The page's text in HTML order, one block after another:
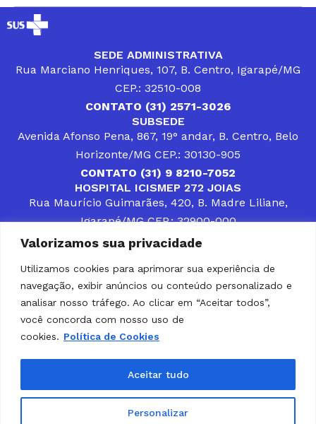
Valorizamos sua privacidade
Utilizamos cookies para aprimorar sua experiência de
navegação, exibir anúncios ou conteúdo personalizado e
analisar nosso tráfego. Ao clicar em “Aceitar todos”,
você concorda com nosso uso de
cookies. Política de Cookies
Personalizar
Aceitar tudo
SEDE ADMINISTRATIVA
Rua Marciano Henriques, 107, B. Centro, Igarapé/MG
CEP.: 32510-008
CONTATO (31) 2571-3026
SUBSEDE
Avenida Afonso Pena, 867, 19° andar, B. Centro, Belo
Horizonte/MG CEP.: 30130-905
CONTATO (31) 9 8210-7052
HOSPITAL ICISMEP 272 JOIAS
Rua Maurício Guimarães, 420, B. Madre Liliane,
Igarapé/MG CEP.: 32900-000
CONTATOS (31) 3512-4400 ou (31) 9 8309-8660
DESENVOLVER SOLUÇÕES, AÇÕES E SERVIÇOS
PÚBLICOS QUE COMPLEMENTEM A ASSISTÊNCIA À
POPULAÇÃO DA REGIÃO EM QUE ATUA, SENDO
PARCEIRO DOS MUNICÍPIOS CONSORCIADOS NA
SOLUÇÃO DE DIFICULDADES ENFRENTADAS POR
GESTORES MUNICIPAIS, É O COMPROMISSO DO
ICISMEP.
Home Institucional Municípios
Portal da Integridade
LGPD